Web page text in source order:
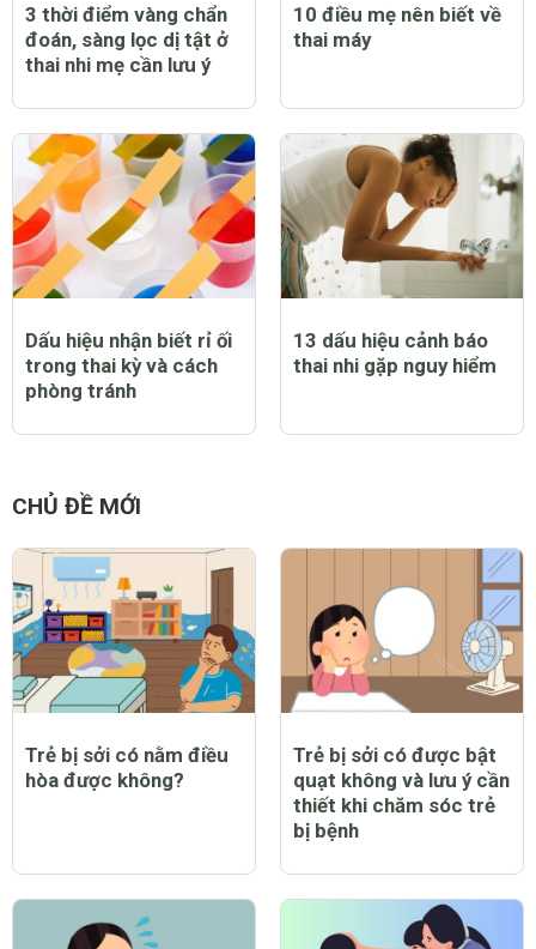
3 thời điểm vàng chẩn
đoán, sàng lọc dị tật ở
thai nhi mẹ cần lưu ý
10 điều mẹ nên biết về
thai máy
Dấu hiệu nhận biết rỉ ối
trong thai kỳ và cách
phòng tránh
13 dấu hiệu cảnh báo
thai nhi gặp nguy hiểm
CHỦ ĐỀ MỚI
Trẻ bị sởi có nằm điều
hòa được không?
Trẻ bị sởi có được bật
quạt không và lưu ý cần
thiết khi chăm sóc trẻ
bị bệnh